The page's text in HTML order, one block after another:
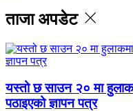
ताजा अपडेट
यस्तो छ साउन २० मा
पठाइएको ज्ञापन पत्र